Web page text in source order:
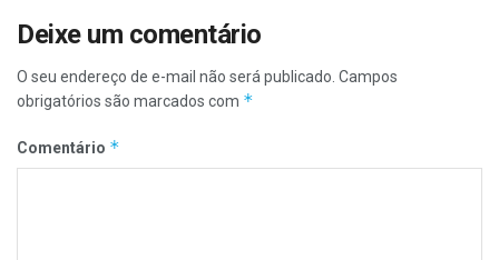
Deixe um comentário
O seu endereço de e-mail não será publicado. Campos
obrigatórios são marcados com *
Comentário *